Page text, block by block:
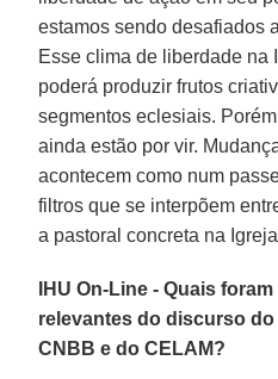
estamos sendo desafiados
Esse clima de liberdade na
poderá produzir frutos
segmentos eclesiais.
ainda estão por vir.
acontecem como num
filtros que se interpõem
a pastoral concreta na
IHU On-Line - Quais
relevantes do discurso
CNBB e do CELAM?